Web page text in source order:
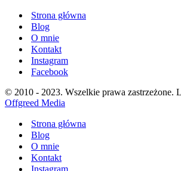
Strona główna
Blog
O mnie
Kontakt
Instagram
Facebook
© 2010 - 2023. Wszelkie prawa zastrzeżone.
Offgreed Media
Strona główna
Blog
O mnie
Kontakt
Instagram